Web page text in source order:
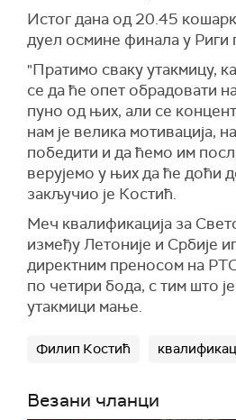
Истог дана од 20.45
дуел осмине финала у Риги
"Пратимо сваку утакмицу,
се да ће опет обрадовати
пуно од њих, али се
нам је велика мотивација,
победити и да ћемо им
верујемо у њих да ће доћи
закључио је Костић.
Меч квалификација за
између Летоније и Србије
директним преносом на
по четири бода, с тим што
утакмици мање.
Филип Костић
Везани чланци